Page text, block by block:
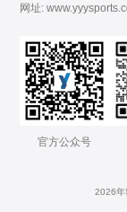
网址:
官方公众号
2026年